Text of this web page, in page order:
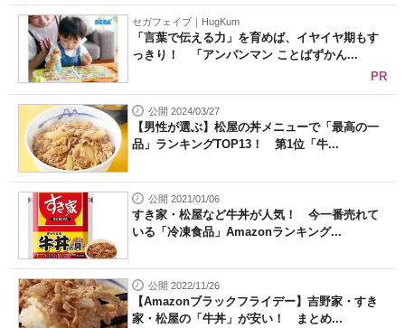
セガフェイブ｜HugKum
「言葉で伝える力」を育めば、イヤイヤ期もす
っきり！ 「アンパンマン ことばずかん...
PR
公開 2024/03/27
【男性が選ぶ】松屋の丼メニューで「最高の一
品」ランキングTOP13！ 第1位「牛...
公開 2021/01/06
すき家・松屋など牛丼が人気！ 今一番売れて
いる「冷凍食品」Amazonランキング...
公開 2022/11/26
【Amazonブラックフライデー】吉野家・すき
家・松屋の「牛丼」が安い！ まとめ...